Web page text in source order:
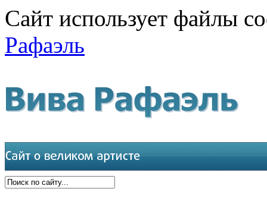
Сайт использует файлы
Рафаэль